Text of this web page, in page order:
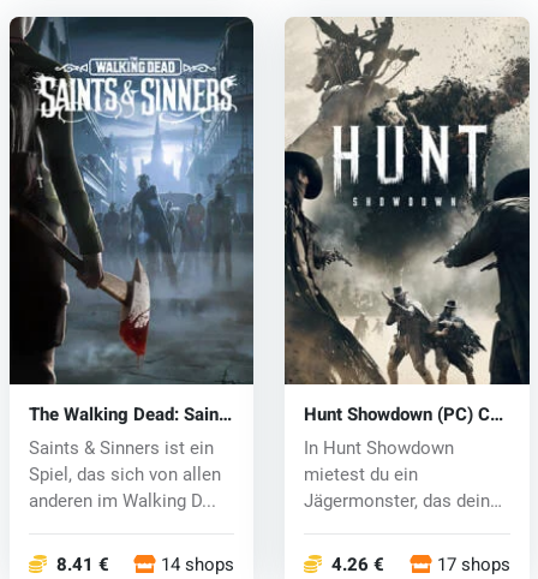
The Walking Dead: Saints
& Sinners (PC) key
Saints & Sinners ist ein
Spiel, das sich von allen
anderen im Walking D...
8.41 € 14 shops
Hunt Showdown (PC) CD
key
In Hunt Showdown
mietest du ein
Jägermonster, das deiner
4.26 € 17 shops